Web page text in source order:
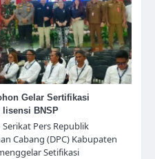
Gelar Sertifikasi
lisensi BNSP
Pers Republik
Cabang (DPC) Kabupaten
Setifikasi